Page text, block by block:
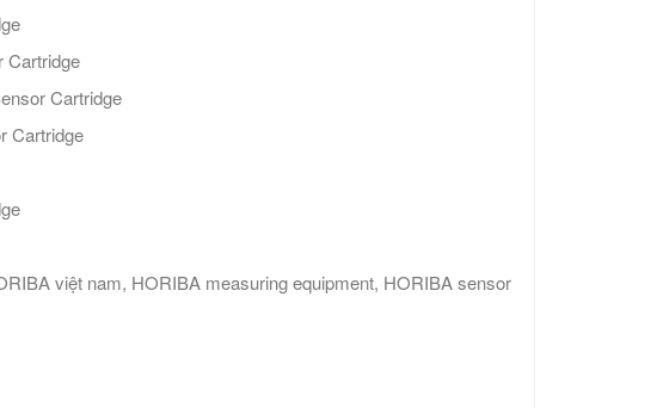
Cartridge
Cartridge
Cartridge
việt nam, HORIBA measuring equipment, HORIBA sensor